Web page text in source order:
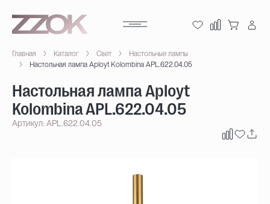
Главная Каталог Свет
Настольные лампы
Настольная лампа Aployt Kolombina APL.622.04.05
Настольная лампа Aployt
Kolombina APL.622.04.05
Артикул: APL.622.04.05